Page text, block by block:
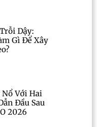
Dậy:
Gì Để Xây
Với Hai
Đầu Sau
2026